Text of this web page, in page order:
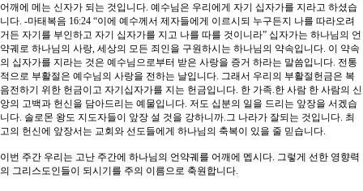
어깨에 메는 신자가 되는 것입니다. 예수님은 우리에게 자기 십자가를 지라고 하셨습
니다. -마태복음 16:24 “이에 예수께서 제자들에게 이르시되 누구든지 나를 따라오려
거든 자기를 부인하고 자기 십자가를 지고 나를 따를 것이니라” 십자가는 하나님의 언
약궤로 하나님의 사랑, 세상의 모든 죄인을 구원하시는 하나님의 약속입니다. 이 약속
의 십자가를 지라는 것은 예수님으로부터 받은 사랑을 증거 하라는 말씀입니다. 전통
적으로 부활절은 예수님의 사랑을 전하는 날입니다. 그래서 우리의 부활절헌금은 복
음전하기 위한 헌금이고 자기십자가를 지는 헌금입니다. 한 가족.한 사람 한 사람의 신
앙의 고백과 헌신을 담아드리는 예물입니다. 저도 십분의 일을 드리는 앞장을 서겠습
니다. 솔로몬 왕도 지도자들이 앞장 설 것을 강하니까.그 나라가 잘되는 것입니다. 최
고의 헌신에 앞장서는 교회와 선도들에게 하나님의 축복이 있을 줄 믿습니다.
이번 주간 우리는 고난 주간에 하나님의 언약궤를 어깨에 멥시다. 그렇게 선한 영향력
의 그리스도인들이 되시기를 주의 이름으로 축원합니다.